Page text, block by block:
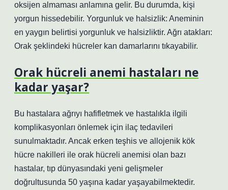
oksijen almaması anlamına gelir. Bu durumda, kişi
yorgun hissedebilir. Yorgunluk ve halsizlik: Aneminin
en yaygın belirtisi yorgunluk ve halsizliktir. Ağrı atakları:
Orak şeklindeki hücreler kan damarlarını tıkayabilir.
Orak hücreli anemi hastaları ne
kadar yaşar?
Bu hastalara ağrıyı hafifletmek ve hastalıkla ilgili
komplikasyonları önlemek için ilaç tedavileri
sunulmaktadır. Ancak erken teşhis ve allojenik kök
hücre nakilleri ile orak hücreli anemisi olan bazı
hastalar, tıp dünyasındaki yeni gelişmeler
doğrultusunda 50 yaşına kadar yaşayabilmektedir.